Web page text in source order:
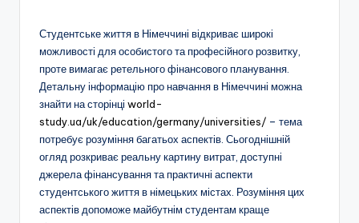
Студентське життя в Німеччині відкриває широкі
можливості для особистого та професійного розвитку,
проте вимагає ретельного фінансового планування.
Детальну інформацію про навчання в Німеччині можна
знайти на сторінці world-
study.ua/uk/education/germany/universities/ – тема
потребує розуміння багатьох аспектів. Сьогоднішній
огляд розкриває реальну картину витрат, доступні
джерела фінансування та практичні аспекти
студентського життя в німецьких містах. Розуміння цих
аспектів допоможе майбутнім студентам краще